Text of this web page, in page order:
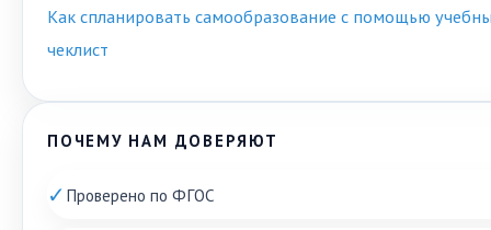
Как спланировать самообразование с помощью
чеклист
ПОЧЕМУ НАМ ДОВЕРЯЮТ
✓ Проверено по ФГОС